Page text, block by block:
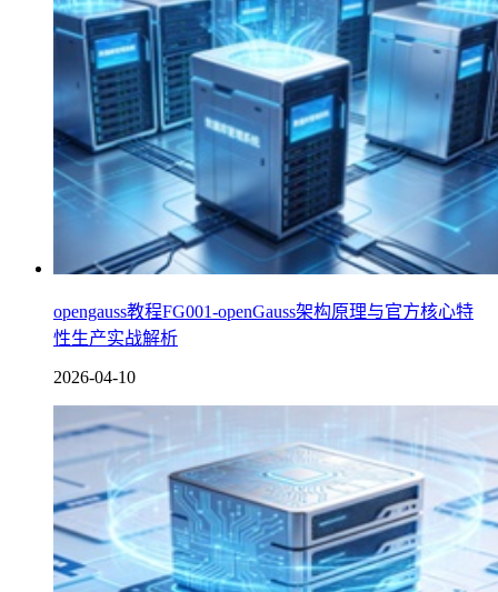
opengauss教程FG001-openGauss架构原理与官方核心特
性生产实战解析
2026-04-10